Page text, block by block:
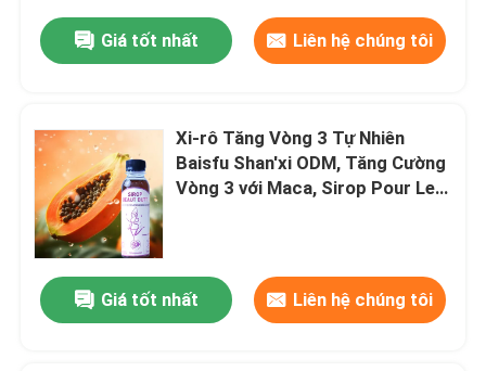
Giá tốt nhất Liên hệ chúng tôi
Xi-rô Tăng Vòng 3 Tự Nhiên
Baisfu Shan'xi ODM, Tăng Cường
Vòng 3 với Maca, Sirop Pour Les
Giá tốt nhất Liên hệ chúng tôi